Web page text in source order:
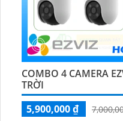
COMBO 4 CAMERA
TRỜI
5,900,000 ₫